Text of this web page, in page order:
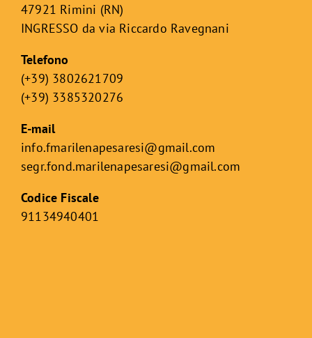
47921 Rimini (RN)
INGRESSO da via Riccardo Ravegnani
Telefono
(+39) 3802621709
(+39) 3385320276
E-mail
info.fmarilenapesaresi@gmail.com
segr.fond.marilenapesaresi@gmail.com
Codice Fiscale
91134940401